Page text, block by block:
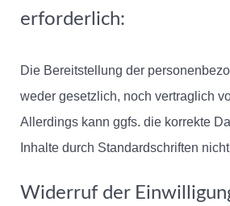
erforderlich:
Die Bereitstellung der
weder gesetzlich, noch vertraglich
Allerdings kann ggfs. die korrekte
Inhalte durch Standardschriften
Widerruf der